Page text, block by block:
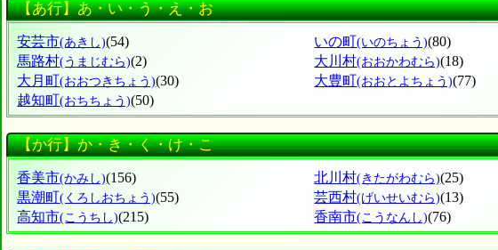
【あ行】あ・い・う・え・お
安芸市(あきし)(54) いの町(いのちょう)(80)
馬路村(うまじむら)(2) 大川村(おおかわむら)(18)
大月町(おおつきちょう)(30) 大豊町(おおとよちょう)(77)
越知町(おちちょう)(50)
【か行】か・き・く・け・こ
香美市(かみし)(156) 北川村(きたがわむら)(25)
黒潮町(くろしおちょう)(55) 芸西村(げいせいむら)(13)
高知市(こうちし)(215) 香南市(こうなんし)(76)